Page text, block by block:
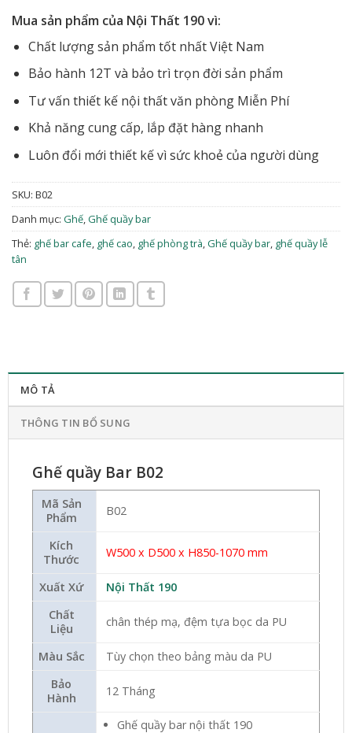
Mua sản phẩm của Nội Thất 190 vì:
Chất lượng sản phẩm tốt nhất Việt Nam
Bảo hành 12T và bảo trì trọn đời sản phẩm
Tư vấn thiết kế nội thất văn phòng Miễn Phí
Khả năng cung cấp, lắp đặt hàng nhanh
Luôn đổi mới thiết kế vì sức khoẻ của người dùng
SKU: B02
Danh mục: Ghế, Ghế quầy bar
Thẻ: ghế bar cafe, ghế cao, ghế phòng trà, Ghế quầy bar, ghế quầy lễ
tân
MÔ TẢ
THÔNG TIN BỔ SUNG
Ghế quầy Bar B02
Mã Sản
Phẩm
B02
Kích
Thước
W500 x D500 x H850-1070 mm
Xuất Xứ
Nội Thất 190
Chất
Liệu
chân thép mạ, đệm tựa bọc da PU
Màu Sắc
Tùy chọn theo bảng màu da PU
Bảo
Hành
12 Tháng
Ghế quầy bar nội thất 190